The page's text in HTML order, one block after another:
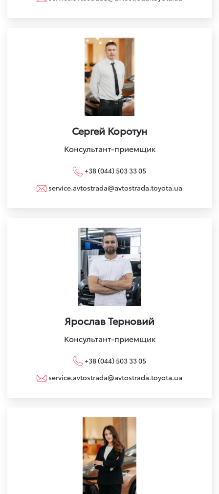
Сергей Коротун
Консультант-приемщик
+38 (044) 503 33 05
service.avtostrada@avtostrada.toyota.ua
Ярослав Терновий
Консультант-приемщик
+38 (044) 503 33 05
service.avtostrada@avtostrada.toyota.ua